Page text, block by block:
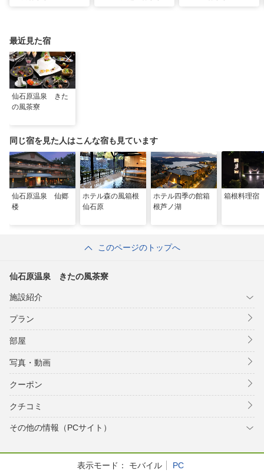
最近見た宿
仙石原温泉 きた
の風茶寮
同じ宿を見た人はこんな宿も見ています
仙石原温泉 仙郷
楼
ホテル森の風箱根
仙石原
ホテル四季の館箱
根芦ノ湖
箱根料理
このページのトップへ
仙石原温泉 きたの風茶寮
施設紹介
プラン
部屋
写真・動画
クーポン
クチコミ
その他の情報（PCサイト）
表示モード： モバイル PC